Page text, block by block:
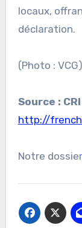
locaux,
déclaration.
(Photo : VCG)
Source : CRI
http://
Notre dossier